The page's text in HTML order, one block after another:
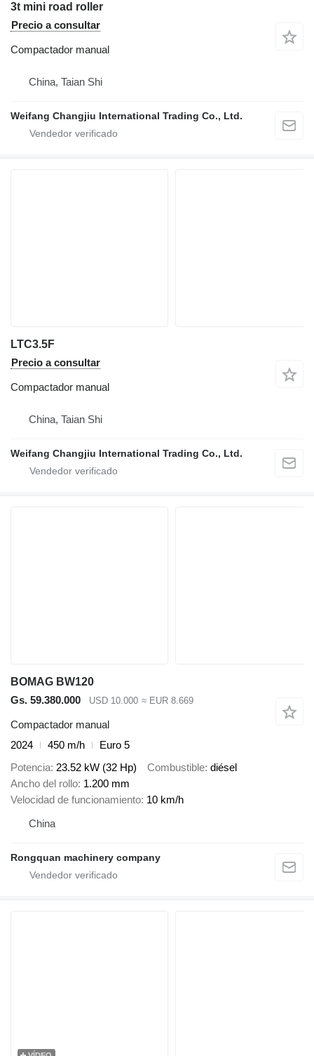
3t mini road roller
Precio a consultar
Compactador manual
China, Taian Shi
Weifang Changjiu International Trading Co., Ltd.
LTC3.5F
Precio a consultar
Compactador manual
China, Taian Shi
Weifang Changjiu International Trading Co., Ltd.
BOMAG BW120
Gs. 59.380.000
USD 10.000 ≈ EUR 8.669
Compactador manual
2024
450 m/h
Euro 5
Potencia 23.52 kW (32 Hp) Combustible diésel
Ancho del rollo 1.200 mm
Velocidad de funcionamiento 10 km/h
China
Rongquan machinery company